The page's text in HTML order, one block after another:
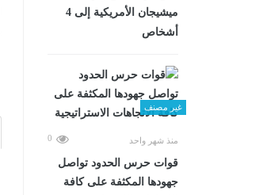
ميشيجان الأمريكية إلى 4
أشخاص
غير مصنف
منذ شهر واحد 0
قوات حرس الحدود تواصل
جهودها المكثفة على كافة